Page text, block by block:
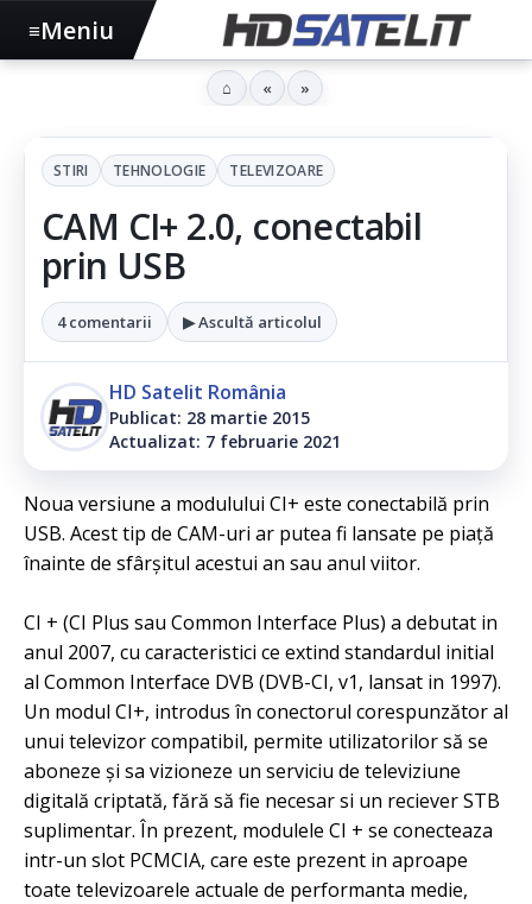
STIRI TEHNOLOGIE TELEVIZOARE
CAM CI+ 2.0, conectabil
prin USB
4 comentarii ▶ Ascultă articolul
HD Satelit România
Publicat: 28 martie 2015
Actualizat: 7 februarie 2021
Noua versiune a modulului CI+ este conectabilă prin
USB. Acest tip de CAM-uri ar putea fi lansate pe piață
înainte de sfârșitul acestui an sau anul viitor.
CI + (CI Plus sau Common Interface Plus) a debutat in
anul 2007, cu caracteristici ce extind standardul initial
al Common Interface DVB (DVB-CI, v1, lansat in 1997).
Un modul CI+, introdus în conectorul corespunzător al
unui televizor compatibil, permite utilizatorilor să se
aboneze și sa vizioneze un serviciu de televiziune
digitală criptată, fără să fie necesar si un reciever STB
suplimentar. În prezent, modulele CI + se conecteaza
intr-un slot PCMCIA, care este prezent in aproape
toate televizoarele actuale de performanta medie,
≡Meniu
⌂ « »